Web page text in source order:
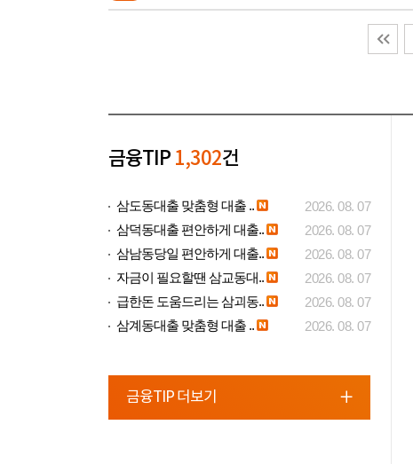
금융TIP 1,302건
삼도동대출 맞춤형 대출 ..
2026. 08. 07
삼덕동대출 편안하게 대출..
2026. 08. 07
삼남동당일 편안하게 대출..
2026. 08. 07
자금이 필요할땐 삼교동대..
2026. 08. 07
급한돈 도움드리는 삼괴동..
2026. 08. 07
삼계동대출 맞춤형 대출 ..
2026. 08. 07
금융TIP 더보기